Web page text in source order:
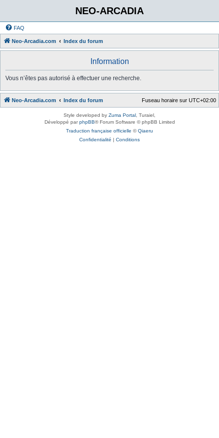
NEO-ARCADIA
FAQ
Neo-Arcadia.com Index du forum
Information
Vous n’êtes pas autorisé à effectuer une recherche.
Neo-Arcadia.com Index du forum Fuseau horaire sur UTC+02:00
Style developed by Zuma Portal , Turaiel,
Développé parphpBB® Forum Software © phpBB Limited
Traduction française officielle ©Qiaeru
Confidentialité | Conditions